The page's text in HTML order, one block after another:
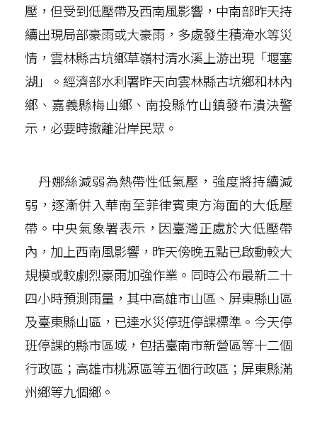
壓，但受到低壓帶及西南風影響，中南部昨天持
續出現局部豪雨或大豪雨，多處發生積淹水等災
情，雲林縣古坑鄉草嶺村清水溪上游出現「堰塞
湖」。經濟部水利署昨天向雲林縣古坑鄉和林內
鄉、嘉義縣梅山鄉、南投縣竹山鎮發布潰決警
示，必要時撤離沿岸民眾。
丹娜絲減弱為熱帶性低氣壓，強度將持續減
弱，逐漸併入華南至菲律賓東方海面的大低壓
帶。中央氣象署表示，因臺灣正處於大低壓帶
內，加上西南風影響，昨天傍晚五點已啟動較大
規模或較劇烈豪雨加強作業。同時公布最新二十
四小時預測雨量，其中高雄市山區、屏東縣山區
及臺東縣山區，已達水災停班停課標準。今天停
班停課的縣市區域，包括臺南市新營區等十二個
行政區；高雄市桃源區等五個行政區；屏東縣滿
州鄉等九個鄉。